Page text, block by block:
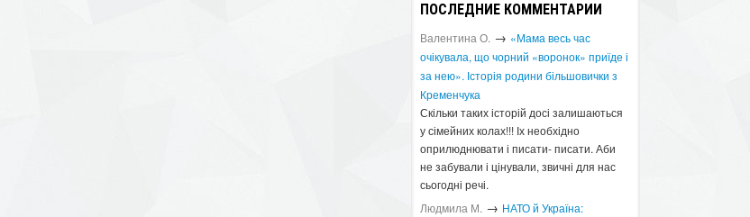
ПОСЛЕДНИЕ КОММЕНТАРИИ
Валентина О. → «Мама весь час
очікувала, що чорний «воронок» приїде і
за нею». Історія родини більшовички з
Кременчука
Скільки таких історій досі залишаються
у сімейних колах!!! Іх необхідно
оприлюднювати і писати- писати. Аби
не забували і цінували, звичні для нас
сьогодні речі.
Людмила М. → ​НАТО й Україна: